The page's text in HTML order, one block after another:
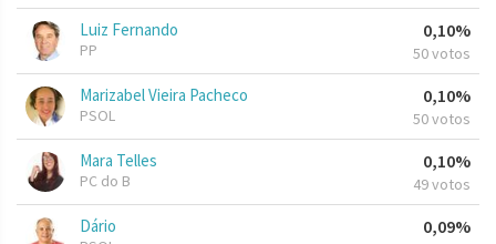
Luiz Fernando
PP
0,10%
50 votos
Marizabel Vieira Pacheco
PSOL
0,10%
50 votos
Mara Telles
PC do B
0,10%
49 votos
Dário 0,09%